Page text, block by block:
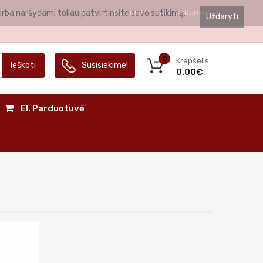
LIETUVIŲ SVEIKI PRISIJUNGTI REGISTRUOTIS
Ieškoti Krepšelis
0
0.00€
Susisiekime!
El. Parduotuvė
Uždaryti
naršydami toliau patvirtinsite savo sutikimą.